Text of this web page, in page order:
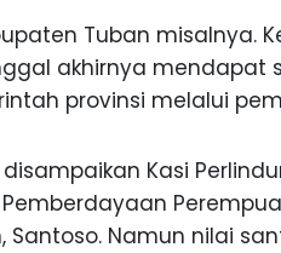
Tuban misalnya.
akhirnya mendapat
provinsi melalui
disampaikan Kasi
Pemberdayaan
Santoso. Namun nilai